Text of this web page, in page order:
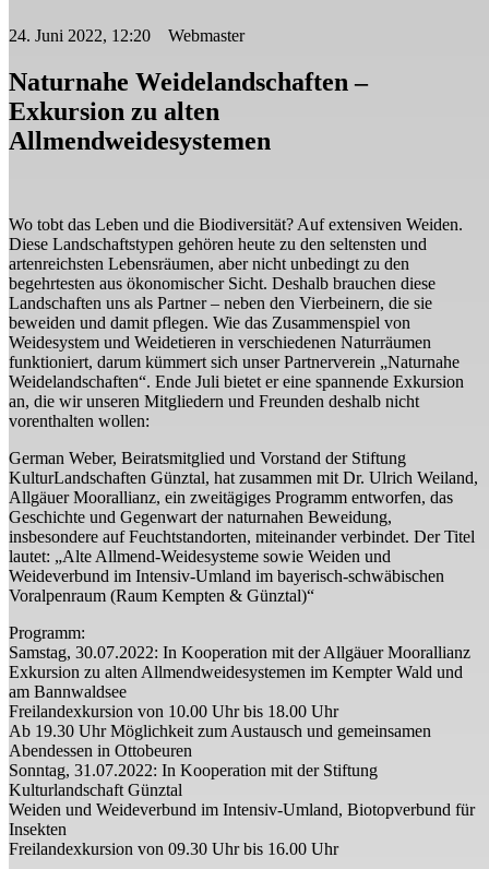
24. Juni 2022, 12:20 Webmaster
Naturnahe Weidelandschaften –
Exkursion zu alten
Allmendweidesystemen
Wo tobt das Leben und die Biodiversität? Auf extensiven Weiden.
Diese Landschaftstypen gehören heute zu den seltensten und
artenreichsten Lebensräumen, aber nicht unbedingt zu den
begehrtesten aus ökonomischer Sicht. Deshalb brauchen diese
Landschaften uns als Partner – neben den Vierbeinern, die sie
beweiden und damit pflegen. Wie das Zusammenspiel von
Weidesystem und Weidetieren in verschiedenen Naturräumen
funktioniert, darum kümmert sich unser Partnerverein „Naturnahe
Weidelandschaften“. Ende Juli bietet er eine spannende Exkursion
an, die wir unseren Mitgliedern und Freunden deshalb nicht
vorenthalten wollen:
German Weber, Beiratsmitglied und Vorstand der Stiftung
KulturLandschaften Günztal, hat zusammen mit Dr. Ulrich Weiland,
Allgäuer Moorallianz, ein zweitägiges Programm entworfen, das
Geschichte und Gegenwart der naturnahen Beweidung,
insbesondere auf Feuchtstandorten, miteinander verbindet. Der Titel
lautet: „Alte Allmend‐Weidesysteme sowie Weiden und
Weideverbund im Intensiv‐Umland im bayerisch‐schwäbischen
Voralpenraum (Raum Kempten & Günztal)“
Programm:
Samstag, 30.07.2022: In Kooperation mit der Allgäuer Moorallianz
Exkursion zu alten Allmendweidesystemen im Kempter Wald und
am Bannwaldsee
Freilandexkursion von 10.00 Uhr bis 18.00 Uhr
Ab 19.30 Uhr Möglichkeit zum Austausch und gemeinsamen
Abendessen in Ottobeuren
Sonntag, 31.07.2022: In Kooperation mit der Stiftung
Kulturlandschaft Günztal
Weiden und Weideverbund im Intensiv‐Umland, Biotopverbund für
Insekten
Freilandexkursion von 09.30 Uhr bis 16.00 Uhr